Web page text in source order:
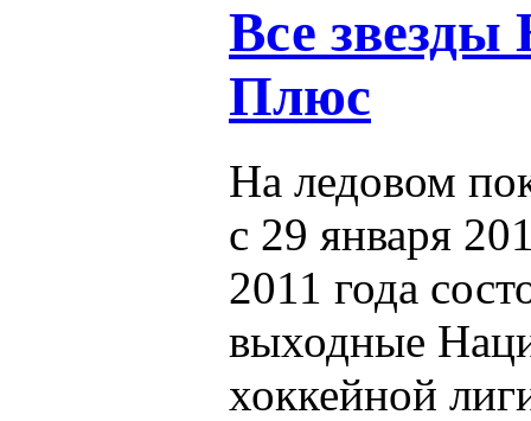
Все
Плюс
На ледовом
с 29 января
2011 года
выходные
хоккейной